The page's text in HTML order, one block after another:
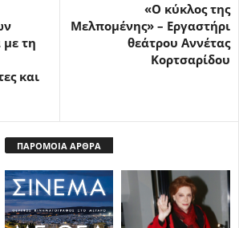
τη
και
«Ο κύκλος της
Μελπομένης» – Εργαστήρι
θεάτρου Αννέτας
Κορτσαρίδου
ΠΑΡΟΜΟΙΑ ΑΡΘΡΑ